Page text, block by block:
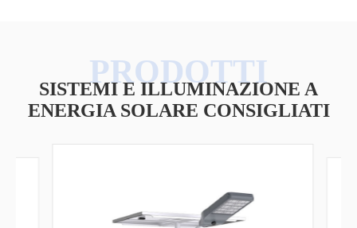
SISTEMI E ILLUMINAZIONE A
ENERGIA SOLARE CONSIGLIATI